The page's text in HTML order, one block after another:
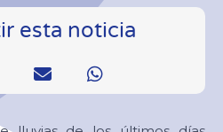
esta noticia